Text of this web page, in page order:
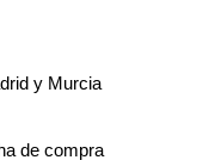
y Murcia
de compra